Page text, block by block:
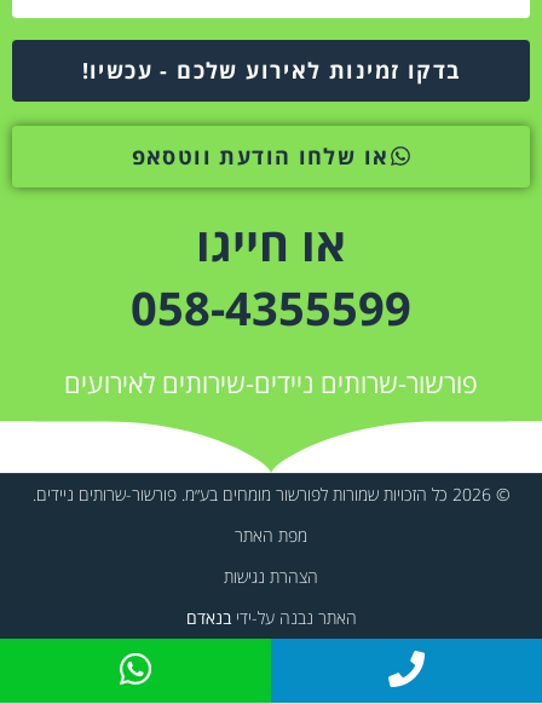
בדקו זמינות לאירוע שלכם - עכשיו!
או שלחו הודעת ווטסאפ
או חייגו
058-4355599
פורשור-שרותים ניידים-שירותים לאירועים
© 2026 כל הזכויות שמורות לפורשור מומחים בע״מ. פורשור-שרותים ניידים.
מפת האתר
הצהרת נגישות
האתר נבנה על-ידיבנאדם